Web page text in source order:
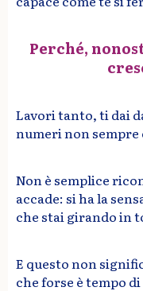
Perché,
Lavori tanto, ti dai
numeri non
Non è semplice
accade: si ha la
che stai girando in
E questo non
che forse è tempo